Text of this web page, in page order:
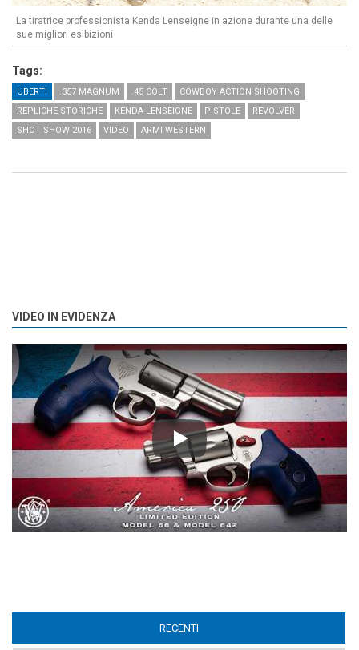
La tiratrice professionista Kenda Lenseigne in azione durante una delle
sue migliori esibizioni
Tags:
UBERTI .357 MAGNUM .45 COLT
COWBOY ACTION SHOOTING
REPLICHE STORICHE
KENDA LENSEIGNE PISTOLE
REVOLVER
SHOT SHOW 2016
VIDEO ARMI WESTERN
VIDEO IN EVIDENZA
Play
RECENTI